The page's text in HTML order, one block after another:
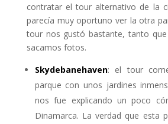
contratar el tour alternativo de la
parecía muy oportuno ver la otra
tour nos gustó bastante, tanto
sacamos fotos.
Skydebanehaven: el tour
parque con unos jardines
nos fue explicando un poco
Dinamarca. La verdad que esta